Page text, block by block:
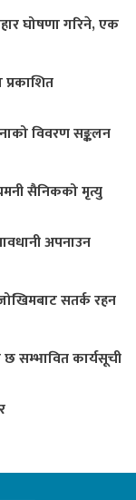
घोषणा गरिने, एक
विवरण सङ्कलन
सैनिकको मृत्यु
अपनाउन
सतर्क रहन
सम्भावित कार्यसूची